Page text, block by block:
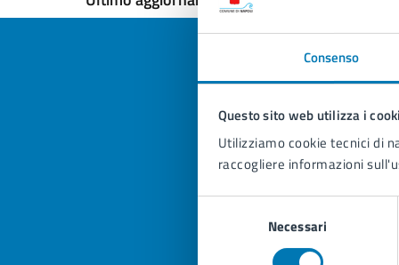
Consenso
Questo sito web utilizza i
Utilizziamo cookie tecnici di
raccogliere informazioni
Necessari